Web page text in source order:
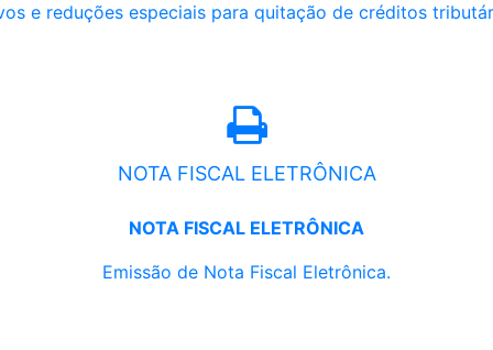
e reduções especiais para quitação de créditos
NOTA FISCAL ELETRÔNICA
NOTA FISCAL ELETRÔNICA
Emissão de Nota Fiscal Eletrônica.